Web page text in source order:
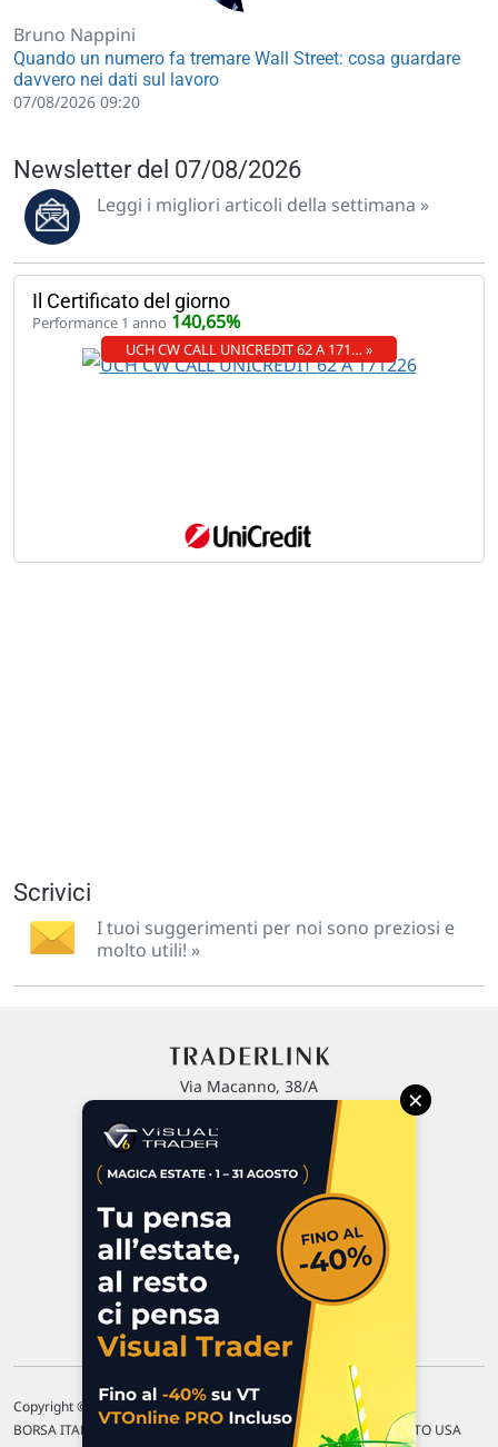
Bruno Nappini
Quando un numero fa tremare Wall Street: cosa guardare
davvero nei dati sul lavoro
07/08/2026 09:20
Newsletter del 07/08/2026
Leggi i migliori articoli della settimana »
Il Certificato del giorno
Performance 1 anno 140,65%
UCH CW CALL UNICREDIT 62 A 171… »
Scrivici
I tuoi suggerimenti per noi sono preziosi e
molto utili! »
Via Macanno, 38/A
P.IVA 02 452 460 401
Commenti e segnalazioni
Contattaci
Copyright © 1996-2026 Traderlink Italia s.r.l.
BORSA ITALIANA Quotazioni di borsa differite di 15 min. / MERCATO USA
×